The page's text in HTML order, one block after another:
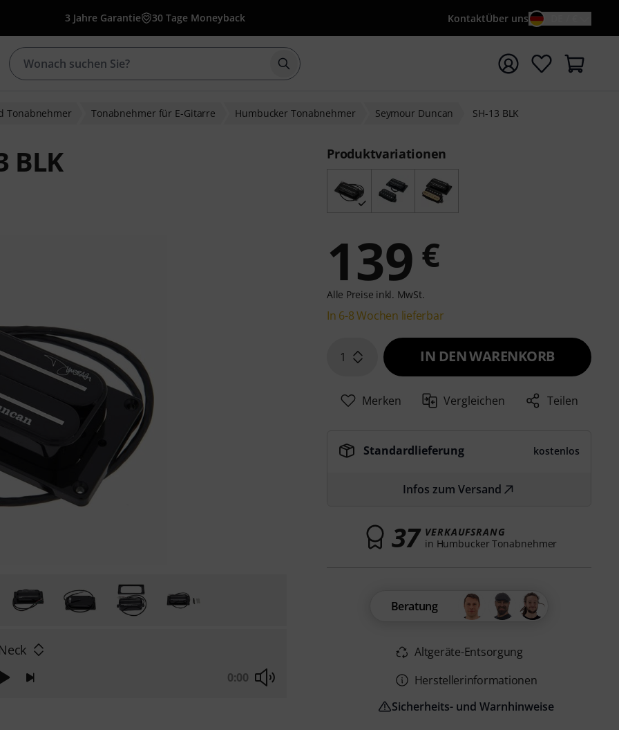
3 Jahre Garantie 30 Tage Moneyback KontaktÜber uns
Suche mit Suchwort {searchTerm} starten
Tonabnehmer Tonabnehmer für E-Gitarre Humbucker Tonabnehmer Seymour Duncan SH-13 BLK
BLK
0:00
Produktvariationen
139 €
Alle Preise inkl. MwSt.
In 6-8 Wochen lieferbar
1 IN DEN WARENKORB
Merken Vergleichen Teilen
Standardlieferung kostenlos
Infos zum Versand
37 VERKAUFSRANG
in Humbucker Tonabnehmer
Beratung
Altgeräte-Entsorgung
Herstellerinformationen
Sicherheits- und Warnhinweise